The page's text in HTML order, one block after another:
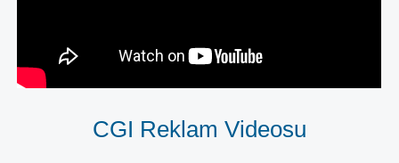
CGI Reklam Videosu